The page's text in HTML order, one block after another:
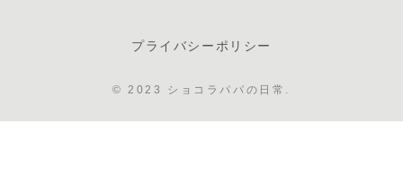
プライバシーポリシー
© 2023 ショコラパパの日常.